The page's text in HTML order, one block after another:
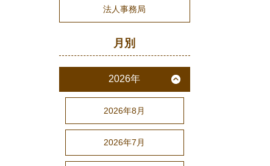
法人事務局
月別
2026年
2026年8月
2026年7月